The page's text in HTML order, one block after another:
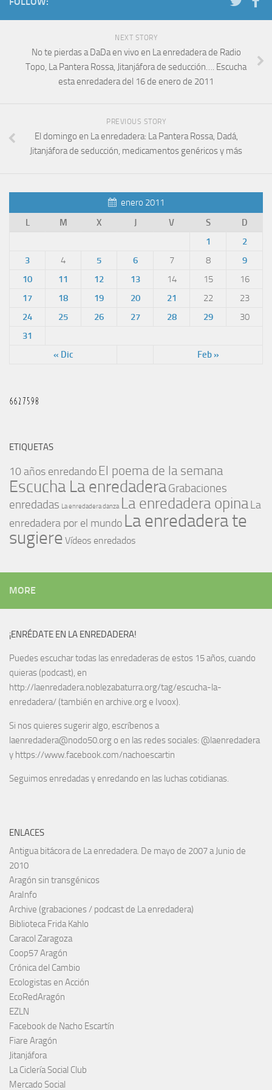
NEXT STORY
No te pierdas a DaDa en vivo en La enredadera de Radio
Topo, La Pantera Rossa, Jitanjáfora de seducción…. Escucha
esta enredadera del 16 de enero de 2011
PREVIOUS STORY
El domingo en La enredadera: La Pantera Rossa, Dadá,
Jitanjáfora de seducción, medicamentos genéricos y más
enero 2011
L
M X J V S D
« Dic Feb »
1
2
3
4 5 6 7 8
9
10
11 12 13 14 15
16
17
18 19 20 21 22
23
24
25 26 27 28 29
30
31
ETIQUETAS
10 años enredando El poema de la semana
Escucha La enredaderaGrabaciones
enredadas La enredadera danza La enredadera opinaLa
enredadera por el mundo La enredadera te
sugiere Vídeos enredados
MORE
¡ENRÉDATE EN LA ENREDADERA!
Puedes escuchar todas las enredaderas de estos 15 años, cuando
quieras (podcast), en
http://laenredadera.noblezabaturra.org/tag/escucha-la-
enredadera/ (también en archive.org e Ivoox).
Si nos quieres sugerir algo, escríbenos a
laenredadera@nodo50.org o en las redes sociales: @laenredadera
y https://www.facebook.com/nachoescartin
Seguimos enredadas y enredando en las luchas cotidianas.
ENLACES
Antigua bitácora de La enredadera. De mayo de 2007 a Junio de
2010
Aragón sin transgénicos
AraInfo
Archive (grabaciones / podcast de La enredadera)
Biblioteca Frida Kahlo
Caracol Zaragoza
Coop57 Aragón
Crónica del Cambio
Ecologistas en Acción
EcoRedAragón
EZLN
Facebook de Nacho Escartín
Fiare Aragón
Jitanjáfora
La Ciclería Social Club
Mercado Social